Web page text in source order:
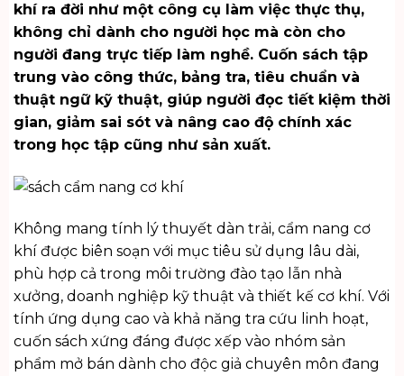
khí ra đời như một công cụ làm việc thực thụ,
không chỉ dành cho người học mà còn cho
người đang trực tiếp làm nghề. Cuốn sách tập
trung vào công thức, bảng tra, tiêu chuẩn và
thuật ngữ kỹ thuật, giúp người đọc tiết kiệm thời
gian, giảm sai sót và nâng cao độ chính xác
trong học tập cũng như sản xuất.
Không mang tính lý thuyết dàn trải, cẩm nang cơ
khí được biên soạn với mục tiêu sử dụng lâu dài,
phù hợp cả trong môi trường đào tạo lẫn nhà
xưởng, doanh nghiệp kỹ thuật và thiết kế cơ khí. Với
tính ứng dụng cao và khả năng tra cứu linh hoạt,
cuốn sách xứng đáng được xếp vào nhóm sản
phẩm mở bán dành cho độc giả chuyên môn đang